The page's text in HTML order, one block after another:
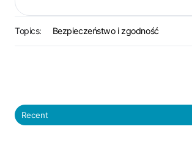
Topics: Bezpieczeństwo i zgodność
Recent